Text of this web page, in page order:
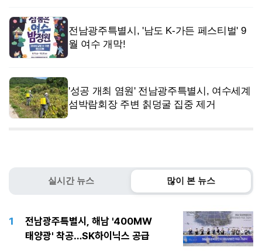
전남광주특별시, '남도 K-가든 페스티벌' 9
월 여수 개막!
'성공 개최 염원' 전남광주특별시, 여수세계
섬박람회장 주변 칡덩굴 집중 제거
실시간 뉴스 많이 본 뉴스
1
전남광주특별시, 해남 '400MW
태양광' 착공…SK하이닉스 공급